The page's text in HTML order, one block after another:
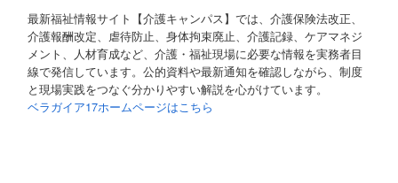
最新福祉情報サイト【介護キャンパス】では、介護保険法改正、
介護報酬改定、虐待防止、身体拘束廃止、介護記録、ケアマネジ
メント、人材育成など、介護・福祉現場に必要な情報を実務者目
線で発信しています。公的資料や最新通知を確認しながら、制度
と現場実践をつなぐ分かりやすい解説を心がけています。
ベラガイア17ホームページはこちら